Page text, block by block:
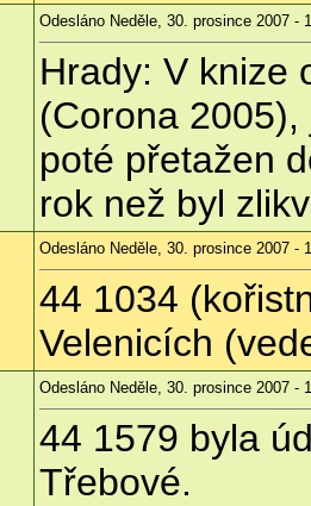
Odesláno Neděle, 30. prosince 2007 -
Hrady: V knize
(Corona
poté přetažen
rok než byl
Odesláno Neděle, 30. prosince 2007 -
44 1034
Velenicích
Odesláno Neděle, 30. prosince 2007 -
44 1579 byla
Třebové.